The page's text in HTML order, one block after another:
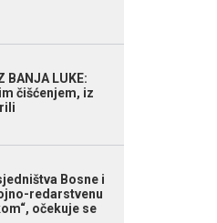
BANJA LUKE:
čišćenjem, iz
Bosne i
redarstvenu
očekuje se